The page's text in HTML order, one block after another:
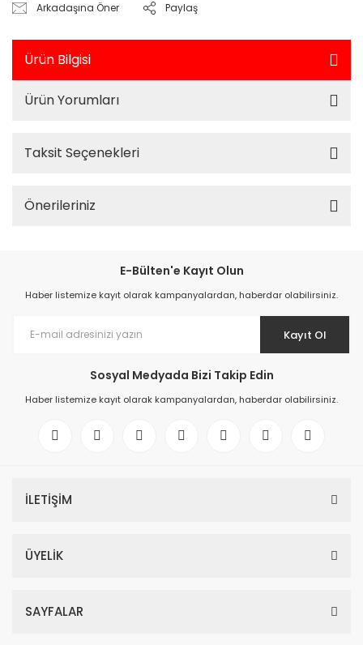
Arkadaşına Öner Paylaş
Ürün Bilgisi
Ürün Yorumları
Taksit Seçenekleri
Önerileriniz
E-Bülten'e Kayıt Olun
Haber listemize kayıt olarak kampanyalardan, haberdar olabilirsiniz.
Kayıt Ol
Sosyal Medyada Bizi Takip Edin
Haber listemize kayıt olarak kampanyalardan, haberdar olabilirsiniz.
İLETİŞİM
ÜYELİK
SAYFALAR